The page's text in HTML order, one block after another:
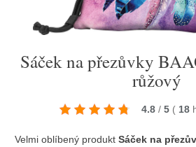
Sáček na přezůvky
růžový
4.8 / 5 ( 18
Velmi oblíbený produkt Sáček na